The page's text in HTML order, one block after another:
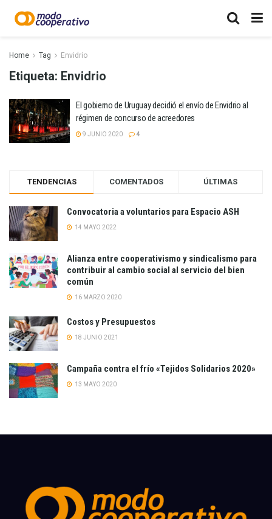
Home Tag Envidrio
Etiqueta: Envidrio
El gobierno de Uruguay decidió el envío de Envidrio al
régimen de concurso de acreedores
9 JUNIO 2020 4
TENDENCIAS COMENTADOS ÚLTIMAS
Convocatoria a voluntarios para Espacio ASH
14 MAYO 2022
Alianza entre cooperativismo y sindicalismo para
contribuir al cambio social al servicio del bien
común
16 MARZO 2020
Costos y Presupuestos
18 JUNIO 2021
Campaña contra el frío «Tejidos Solidarios 2020»
13 MAYO 2020